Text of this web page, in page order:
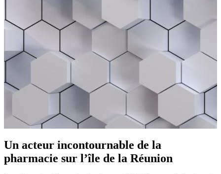
Un acteur incontournable de la
pharmacie sur l’île de la Réunion